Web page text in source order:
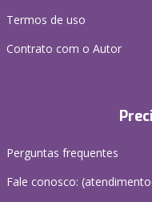
Termos de uso
Contrato com o Autor
Perguntas frequentes
Fale conosco: